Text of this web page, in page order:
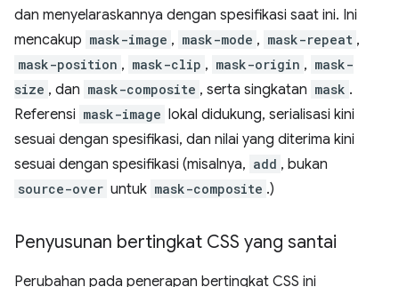
dan menyelaraskannya dengan spesifikasi saat ini. Ini
mencakup mask-image , mask-mode , mask-repeat ,
mask-position , mask-clip , mask-origin , mask-
size , dan mask-composite , serta singkatan mask .
Referensi mask-image lokal didukung, serialisasi kini
sesuai dengan spesifikasi, dan nilai yang diterima kini
sesuai dengan spesifikasi (misalnya, add , bukan
source-over untuk mask-composite .)
Penyusunan bertingkat CSS yang santai
Perubahan pada penerapan bertingkat CSS ini